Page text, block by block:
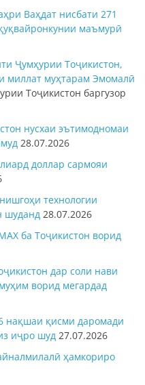
Ваҳдат нисбати 271
маъмурӣ
Ҷумҳурии Тоҷикистон,
миллат муҳтарам Эмомалӣ
Тоҷикистон баргузор
нусхаи эътимодномаи
28.07.2026
доллар сармояи
технологии
шуданд 28.07.2026
ба Тоҷикистон ворид
дар соли нави
ворид мегардад
нақшаи қисми даромади
иҷро шуд 27.07.2026
ҳамкориро